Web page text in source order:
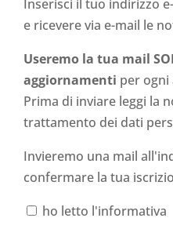
Inserisci il tuo indirizzo
e ricevere via e-mail le
Useremo la tua mail
aggiornamenti per
Prima di inviare leggi la
trattamento dei dati
Invieremo una mail
confermare la tua
ho letto l'informativa